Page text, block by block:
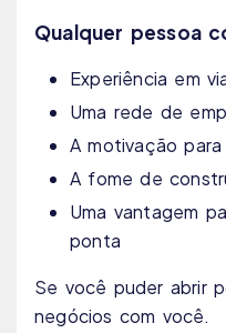
Qualquer pessoa
Experiência em
Uma rede de
A motivação
A fome de
Uma vantagem
ponta
Se você puder abrir
negócios com você.